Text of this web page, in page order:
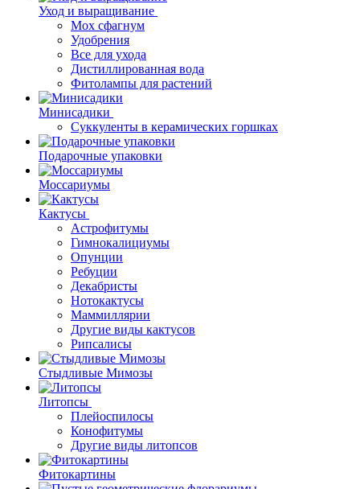
Уход и выращивание
Мох сфагнум
Удобрения
Все для ухода
Дистиллированная вода
Фитолампы для растений
Минисадики
Суккуленты в керамических горшках
Подарочные упаковки
Моссариумы
Кактусы
Астрофитумы
Гимнокалициумы
Опунции
Ребуции
Декабристы
Нотокактусы
Маммиллярии
Другие виды кактусов
Рипсалисы
Стыдливые Мимозы
Литопсы
Плейоспилосы
Конофитумы
Другие виды литопсов
Фитокартины